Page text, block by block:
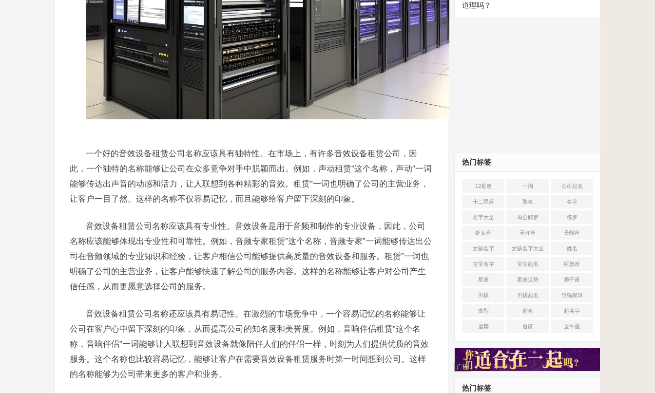
一个好的音效设备租赁公司名称应该具有独特性。在市场上，有许多音效设备租赁公司，因
此，一个独特的名称能够让公司在众多竞争对手中脱颖而出。例如，声动租赁”这个名称，声动”一词
能够传达出声音的动感和活力，让人联想到各种精彩的音效。租赁”一词也明确了公司的主营业务，
让客户一目了然。这样的名称不仅容易记忆，而且能够给客户留下深刻的印象。
音效设备租赁公司名称应该具有专业性。音效设备是用于音频和制作的专业设备，因此，公司
名称应该能够体现出专业性和可靠性。例如，音频专家租赁”这个名称，音频专家”一词能够传达出公
司在音频领域的专业知识和经验，让客户相信公司能够提供高质量的音效设备和服务。租赁”一词也
明确了公司的主营业务，让客户能够快速了解公司的服务内容。这样的名称能够让客户对公司产生
信任感，从而更愿意选择公司的服务。
音效设备租赁公司名称还应该具有易记性。在激烈的市场竞争中，一个容易记忆的名称能够让
公司在客户心中留下深刻的印象，从而提高公司的知名度和美誉度。例如，音响伴侣租赁”这个名
称，音响伴侣”一词能够让人联想到音效设备就像陪伴人们的伴侣一样，时刻为人们提供优质的音效
服务。这个名称也比较容易记忆，能够让客户在需要音效设备租赁服务时第一时间想到公司。这样
的名称能够为公司带来更多的客户和业务。
道理吗？
热门标签
12星座 一周 公司起名
十二星座 取名 名字
名字大全 周公解梦 塔罗
处女座 天秤座 天蝎座
女孩名字 女孩名字大全 姓名
宝宝名字 宝宝起名 巨蟹座
星座 星座运势 狮子座
男孩 男孩起名 竹猫星球
血型 起名 起名字
运势 道家 金牛座
广告
热门标签